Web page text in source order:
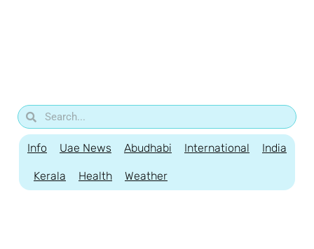
Info Uae News Abudhabi International India
Kerala Health Weather